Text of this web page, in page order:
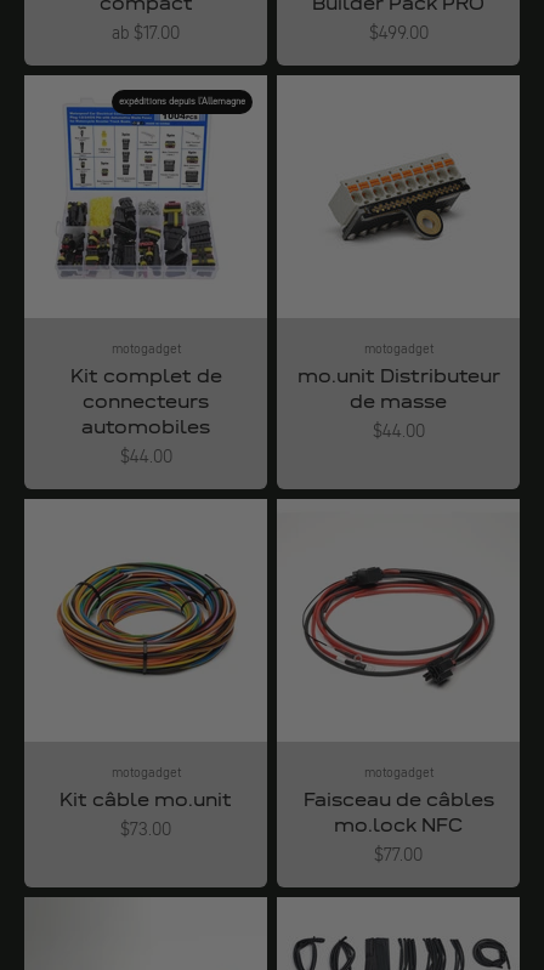
Angebot
ab $17.00
Angebot
$499.00
expéditions depuis l'Allemagne
motogadget
Kit complet de
connecteurs
automobiles
Angebot
$44.00
motogadget
mo.unit Distributeur
de masse
Angebot
$44.00
motogadget
Kit câble mo.unit
Angebot
$73.00
motogadget
Faisceau de câbles
mo.lock NFC
Angebot
$77.00